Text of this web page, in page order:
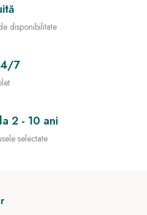
disponibilitate
7
2 - 10 ani
selectate